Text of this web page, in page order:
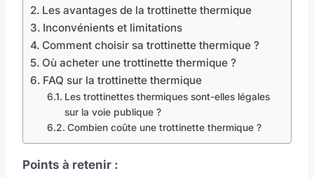
Les avantages de la trottinette thermique
Inconvénients et limitations
Comment choisir sa trottinette thermique ?
Où acheter une trottinette thermique ?
FAQ sur la trottinette thermique
Les trottinettes thermiques sont-elles légales
sur la voie publique ?
Combien coûte une trottinette thermique ?
Points à retenir :